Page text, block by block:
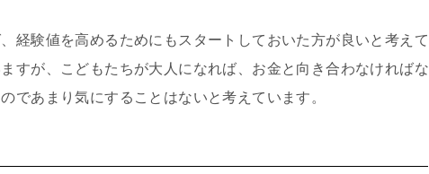
経験値を高めるためにもスタートしておいた方が良いと考えて
すが、こどもたちが大人になれば、お金と向き合わなければな
であまり気にすることはないと考えています。